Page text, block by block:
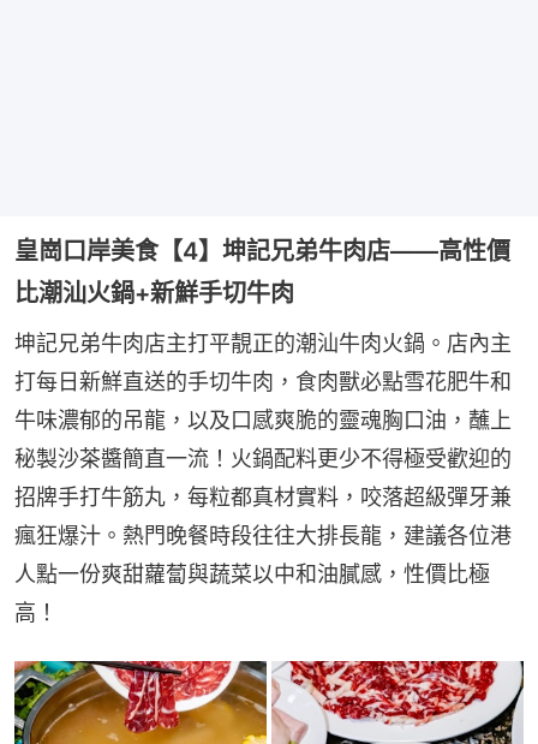
皇崗口岸美食【4】坤記兄弟牛肉店——高性價
比潮汕火鍋+新鮮手切牛肉
坤記兄弟牛肉店主打平靚正的潮汕牛肉火鍋。店內主
打每日新鮮直送的手切牛肉，食肉獸必點雪花肥牛和
牛味濃郁的吊龍，以及口感爽脆的靈魂胸口油，蘸上
秘製沙茶醬簡直一流！火鍋配料更少不得極受歡迎的
招牌手打牛筋丸，每粒都真材實料，咬落超級彈牙兼
瘋狂爆汁。熱門晚餐時段往往大排長龍，建議各位港
人點一份爽甜蘿蔔與蔬菜以中和油膩感，性價比極
高！